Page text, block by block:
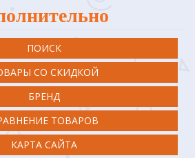
ПОИСК
СО СКИДКОЙ
БРЕНД
ТОВАРОВ
КАРТА САЙТА